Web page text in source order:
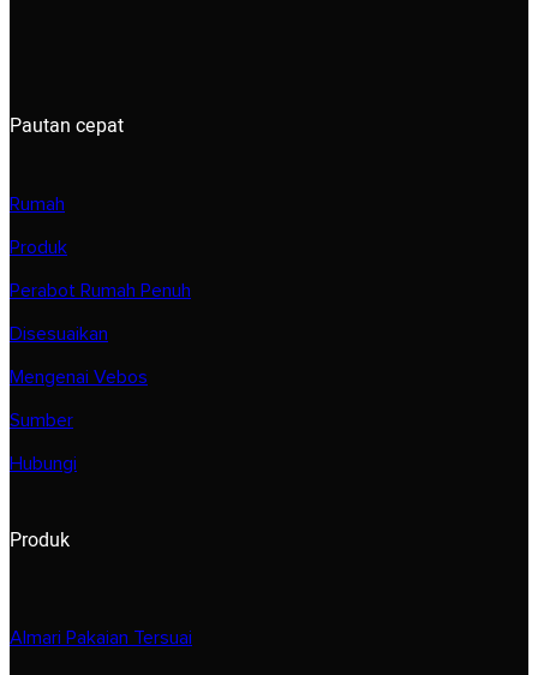
Pautan cepat
Rumah
Produk
Perabot Rumah Penuh
Disesuaikan
Mengenai Vebos
Sumber
Hubungi
Produk
Almari Pakaian Tersuai